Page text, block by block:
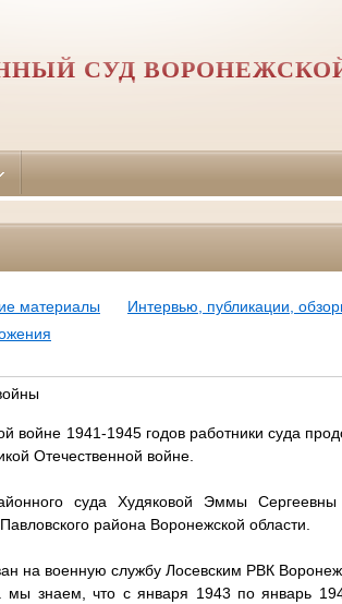
СУД
материалы
Интервью, публикации,
войне 1941-1945 годов работники суда
Отечественной войне.
суда Худяковой Эммы
района Воронежской области.
на военную службу Лосевским РВК
мы знаем, что с января 1943 по январь